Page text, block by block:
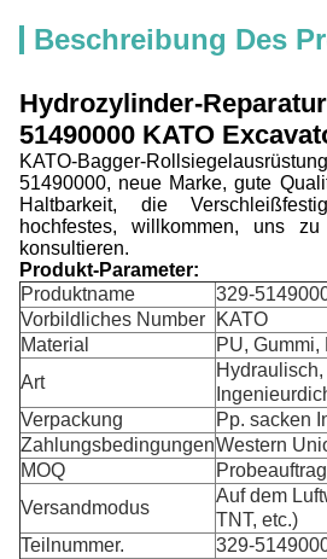
Beschreibung Des
Hydrozylinder-
51490000 KATO
KATO-Bagger-
51490000, neue Marke, gute
Haltbarkeit, die
hochfestes, willkommen, uns
konsultieren.
Produkt-Parameter:
Produktname
329-
Vorbildliches Number
KATO
Material
PU,
Art
Verpackung
Pp. sacken
ZahlungsbedingungenWestern
MOQ
Versandmodus
Auf dem
TNT, etc.)
Teilnummer.
329-